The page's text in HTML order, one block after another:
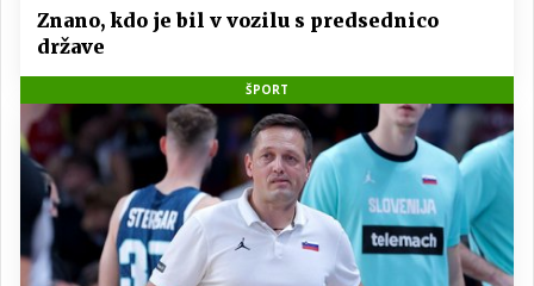
Znano, kdo je bil v vozilu s predsednico
države
ŠPORT